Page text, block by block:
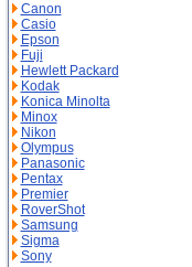
Canon
Casio
Epson
Fuji
Hewlett Packard
Kodak
Konica Minolta
Minox
Nikon
Olympus
Panasonic
Pentax
Premier
RoverShot
Samsung
Sigma
Sony